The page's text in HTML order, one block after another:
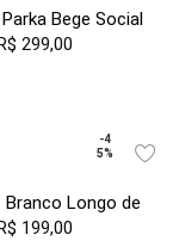
Bege Social
com Capuz Sob
299,00
-4
5%
Longo de
Mangas Algodão
199,00